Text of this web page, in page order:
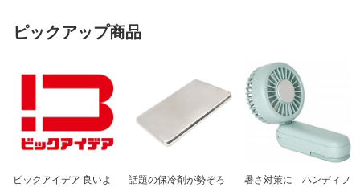
ピックアップ商品
ビックアイデア 良いよ
話題の保冷剤が勢ぞろ
暑さ対策に ハンディフ